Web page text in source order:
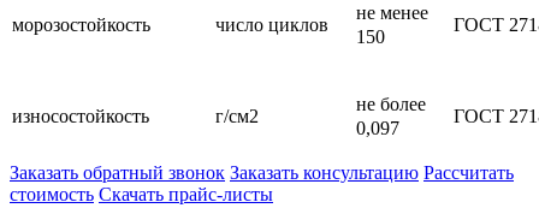
морозостойкость число циклов
не менее
150
ГОСТ
износостойкость г/см2
не более
0,097
ГОСТ
Заказать обратный звонок Заказать консультацию Рассчитать
стоимость Скачать прайс-листы